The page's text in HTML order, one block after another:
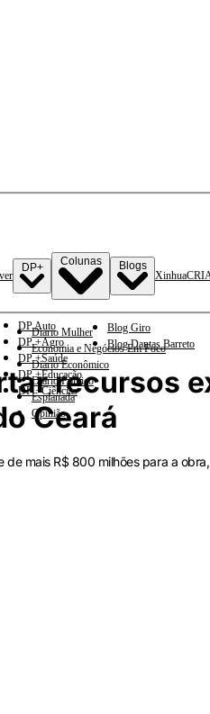
DP+
DP Auto
DP +Agro
DP +Saúde
DP +Educação
DP +Ciências
Colunas
Diario Mulher
Economia e Negócios Em Foco
Diario Econômico
Diario Político
Esplanada
Opinião
Blogs
Blog Giro
Blog Dantas Barreto
XinhuaCRI
recursos
Ceará
mais R$ 800 milhões para a